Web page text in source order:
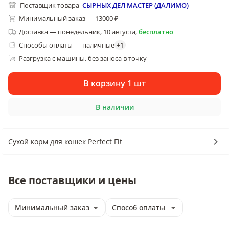
Поставщик товара СЫРНЫХ ДЕЛ МАСТЕР (ДАЛИМО)
Минимальный заказ — 13000 ₽
Доставка— понедельник, 10 августа,бесплатно
Способы оплаты — наличные +1
Разгрузка с машины, без заноса в точку
В корзину 1 шт
В наличии
Сухой корм для кошек Perfect Fit
Все поставщики и цены
Минимальный заказ Способ оплаты